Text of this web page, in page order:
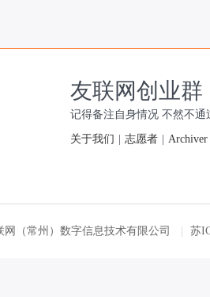
友联网创业群
记得备注自身情况 不然不通
关于我们 志愿者 Archiver
网（常州）数字信息技术有限公司 苏